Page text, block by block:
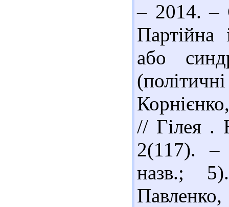
– 2014. –
Партійна
або
// Гілея .
2(117). –
назв.;